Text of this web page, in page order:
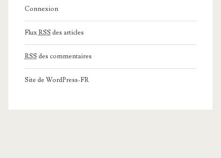
Connexion
FluxRSS des articles
RSS des commentaires
Site de WordPress-FR